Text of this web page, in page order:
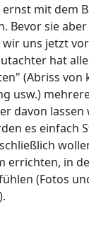
mit dem
Bevor sie
uns jetzt
hat
(Abriss von
usw.)
davon
es einfach
errichten, in
(Fotos